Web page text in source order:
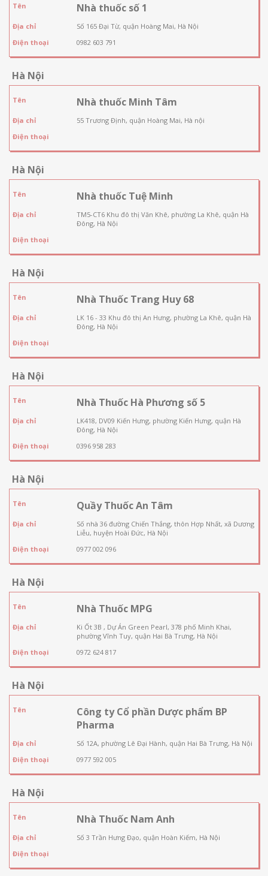
Tên Nhà thuốc số 1
Địa chỉ
Số 165 Đại Từ, quận Hoàng Mai, Hà Nội
Điện thoại
0982 603 791
Hà Nội
Tên Nhà thuốc Minh Tâm
Địa chỉ
55 Trương Định, quận Hoàng Mai, Hà nội
Điện thoại
Hà Nội
Tên Nhà thuốc Tuệ Minh
Địa chỉ
TM5-CT6 Khu đô thị Văn Khê, phường La Khê, quận Hà
Đông, Hà Nội
Điện thoại
Hà Nội
Tên Nhà Thuốc Trang Huy 68
Địa chỉ
LK 16 - 33 Khu đô thị An Hưng, phường La Khê, quận Hà
Đông, Hà Nội
Điện thoại
Hà Nội
Tên Nhà Thuốc Hà Phương số 5
Địa chỉ
LK418, DV09 Kiến Hưng, phường Kiến Hưng, quận Hà
Đông, Hà Nội
Điện thoại
0396 958 283
Hà Nội
Tên Quầy Thuốc An Tâm
Địa chỉ
Số nhà 36 đường Chiến Thắng, thôn Hợp Nhất, xã Dương
Liễu, huyện Hoài Đức, Hà Nội
Điện thoại
0977 002 096
Hà Nội
Tên Nhà Thuốc MPG
Địa chỉ
Ki Ốt 3B , Dự Án Green Pearl, 378 phố Minh Khai,
phường Vĩnh Tuy, quận Hai Bà Trưng, Hà Nội
Điện thoại
0972 624 817
Hà Nội
Tên
Công ty Cổ phần Dược phẩm BP
Pharma
Địa chỉ
Số 12A, phường Lê Đại Hành, quận Hai Bà Trưng, Hà Nội
Điện thoại
0977 592 005
Hà Nội
Tên Nhà Thuốc Nam Anh
Địa chỉ
Số 3 Trần Hưng Đạo, quận Hoàn Kiếm, Hà Nội
Điện thoại